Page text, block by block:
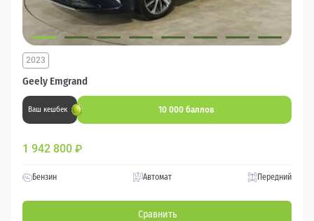
Geely Emgrand
2023
Ваш кешбек 10 000 баллов
1 942 800 ₽
Бензин Автомат Передний
Сравнить